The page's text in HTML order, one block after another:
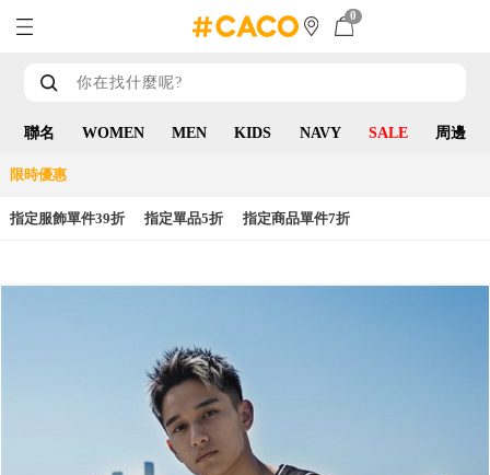
0
聯名 WOMEN MEN KIDS NAVY SALE 周邊
限時優惠
指定服飾單件39折 指定單品5折 指定商品單件7折